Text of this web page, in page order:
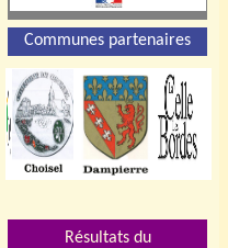
Communes partenaires
Résultats du